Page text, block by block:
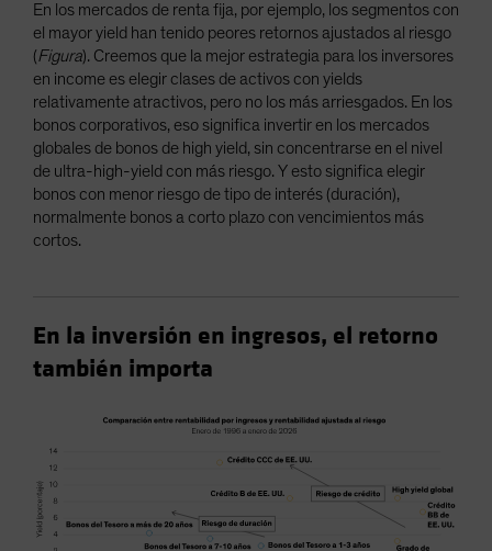
En los mercados de renta fija, por ejemplo, los segmentos con
el mayor yield han tenido peores retornos ajustados al riesgo
(Figura). Creemos que la mejor estrategia para los inversores
en income es elegir clases de activos con yields
relativamente atractivos, pero no los más arriesgados. En los
bonos corporativos, eso significa invertir en los mercados
globales de bonos de high yield, sin concentrarse en el nivel
de ultra-high-yield con más riesgo. Y esto significa elegir
bonos con menor riesgo de tipo de interés (duración),
normalmente bonos a corto plazo con vencimientos más
cortos.
En la inversión en ingresos, el retorno
también importa